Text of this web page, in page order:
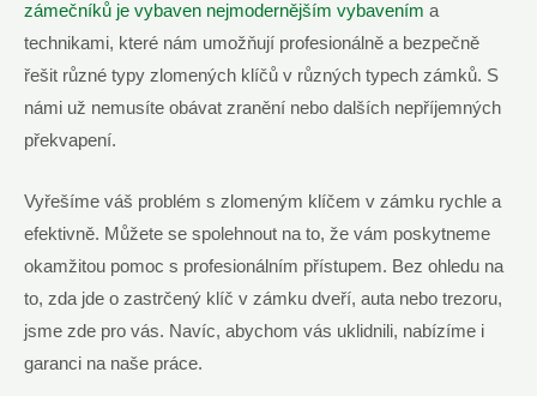
zámečníků je vybaven nejmodernějším vybavením a
technikami, které nám umožňují profesionálně a bezpečně
řešit různé typy zlomených klíčů v různých typech zámků. S
námi už nemusíte obávat zranění nebo dalších nepříjemných
překvapení.
Vyřešíme váš problém s zlomeným klíčem v zámku rychle a
efektivně. Můžete se spolehnout na to, že vám poskytneme
okamžitou pomoc s profesionálním přístupem. Bez ohledu na
to, zda jde o zastrčený klíč v zámku dveří, auta nebo trezoru,
jsme zde pro vás. Navíc, abychom vás uklidnili, nabízíme i
garanci na naše práce.